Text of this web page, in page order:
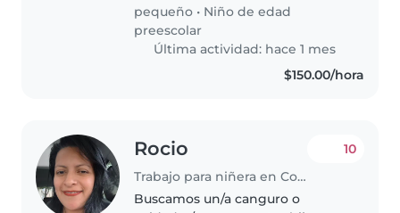
energéticos, amigables..
pequeño • Niño de edad
preescolar
Última actividad: hace 1 mes
$150.00/hora
Rocio
Trabajo para niñera en Coyoacán
10
Buscamos un/a canguro o